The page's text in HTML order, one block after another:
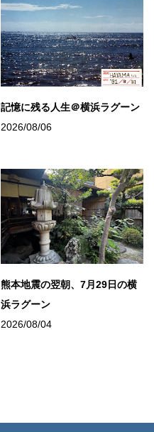
記憶に残る人生＠横浜ラグーン
2026/08/06
熊本地震の翌朝、7月29日の横
浜ラグーン
2026/08/04